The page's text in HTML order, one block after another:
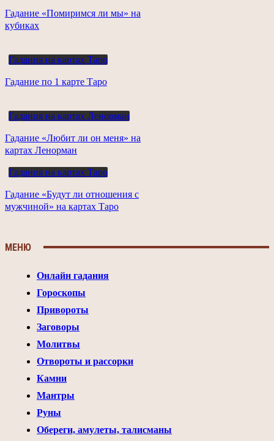
Гадание «Помиримся ли мы» на
кубиках
Гадания на картах Таро
Гадание по 1 карте Таро
Гадания на картах Ленорман
Гадание «Любит ли он меня» на
картах Ленорман
Гадания на картах Таро
Гадание «Будут ли отношения с
мужчиной» на картах Таро
МЕНЮ
Онлайн гадания
Гороскопы
Привороты
Заговоры
Молитвы
Отвороты и рассорки
Камни
Мантры
Руны
Обереги, амулеты, талисманы